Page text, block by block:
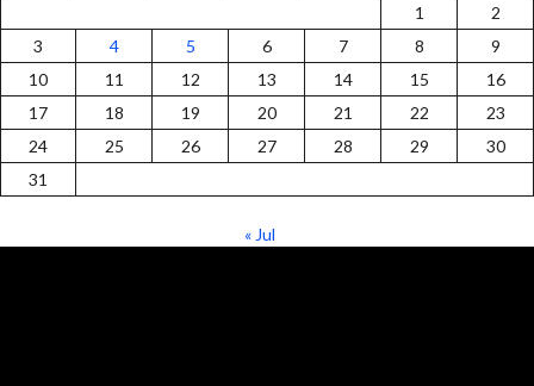
1
2
3
4 5 6 7 8
9
10
11 12 13 14 15
16
17
18 19 20 21 22
23
24
25 26 27 28 29
30
31
« Jul